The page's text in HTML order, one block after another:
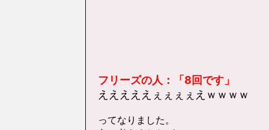
フリーズの人：「8回です」
えええええぇぇぇぇえｗｗｗｗ
ってなりました。